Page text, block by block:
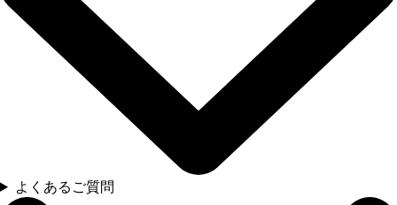
よくあるご質問